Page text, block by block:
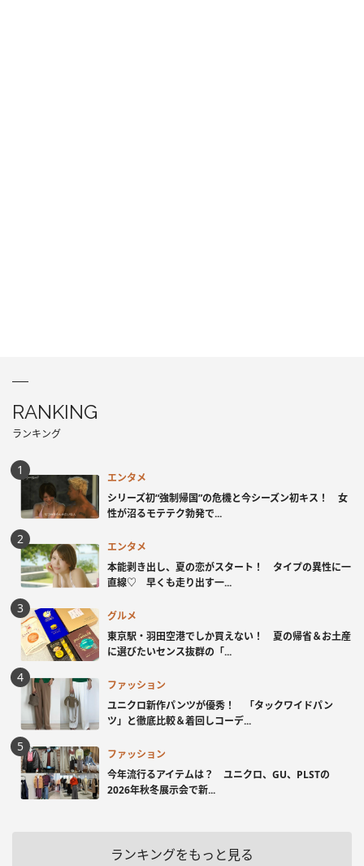
RANKING
ランキング
エンタメ
シリーズ初“強制帰国”の危機と今シーズン初キス！ 女
性が沼るモテテク勃発で...
エンタメ
本能剥き出し、夏の恋がスタート！ タイプの異性に一
直線♡ 早くも走り出す一...
グルメ
東京駅・羽田空港でしか買えない！ 夏の帰省＆お土産
に選びたいセンス抜群の「...
ファッション
ユニクロ新作パンツが優秀！ 「タックワイドパン
ツ」と徹底比較＆着回しコーデ...
ファッション
今年流行るアイテムは？ ユニクロ、GU、PLSTの
2026年秋冬展示会で新...
ランキングをもっと見る